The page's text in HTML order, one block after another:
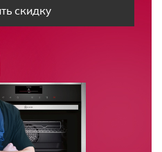
скидку